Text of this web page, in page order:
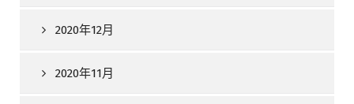
2020年12月
2020年11月